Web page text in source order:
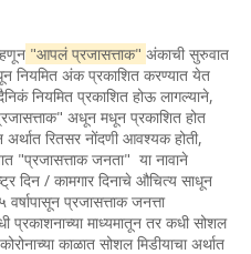
"आपलं प्रजासत्ताक" अंकाची सुरुवात
नियमित अंक प्रकाशित करण्यात येत
नियमित प्रकाशित होऊ लागल्याने,
अधून मधून प्रकाशित होत
रितसर नोंदणी आवश्यक होती,
"प्रजासत्ताक जनता" या नावाने
दिन / कामगार दिनाचे औचित्य साधून
प्रजासत्ताक जनत्ता
प्रकाशनाच्या माध्यमातून तर कधी सोशल
काळात सोशल मिडीयाचा अर्थात